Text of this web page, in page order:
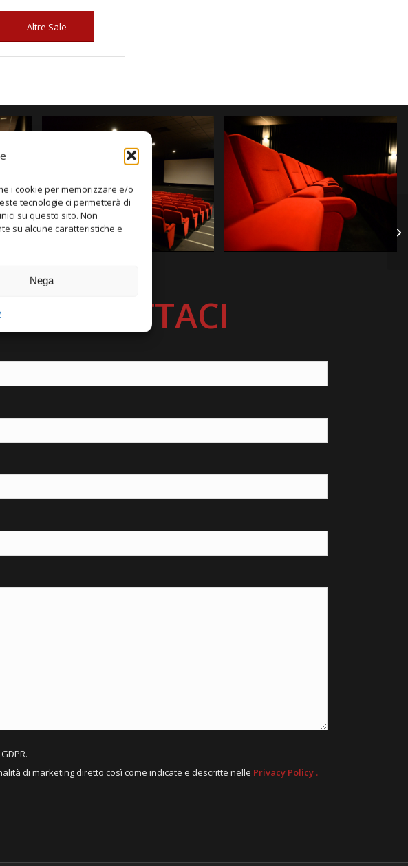
i cookie per memorizzare e/o
tecnologie ci permetterà di
su questo sito. Non
su alcune caratteristiche e
Nega
Altre Sale
CONTATTACI
di marketing diretto così come indicate e descritte nelle Privacy Policy .